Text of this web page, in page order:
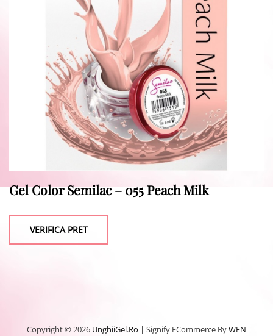
Gel Color Semilac – 055 Peach Milk
VERIFICA PRET
Copyright © 2026 UnghiiGel.ro | Signify ECommerce ByWEN